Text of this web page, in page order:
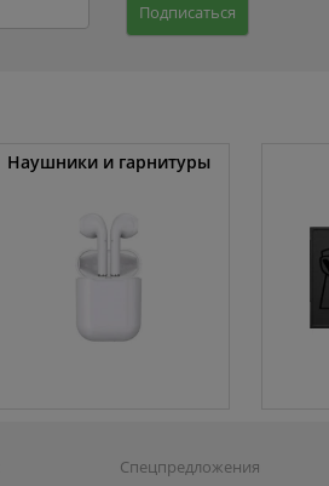
Подписаться
Наушники и гарнитуры
Спецпредложения